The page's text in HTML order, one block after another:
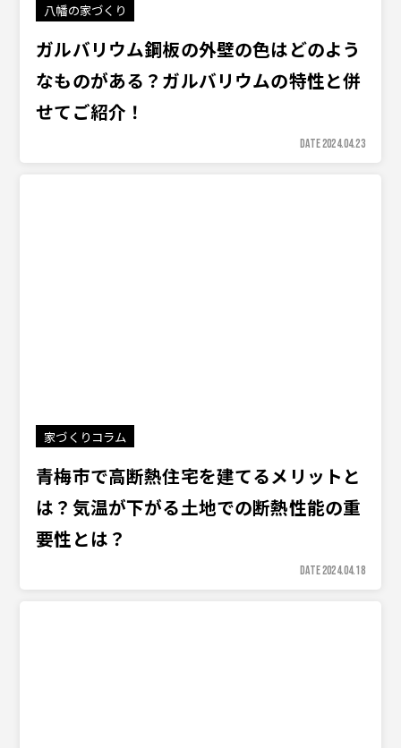
八幡の家づくり
ガルバリウム鋼板の外壁の色はどのよう
なものがある？ガルバリウムの特性と併
せてご紹介！
DATE 2024.04.23
家づくりコラム
青梅市で高断熱住宅を建てるメリットと
は？気温が下がる土地での断熱性能の重
要性とは？
DATE 2024.04.18